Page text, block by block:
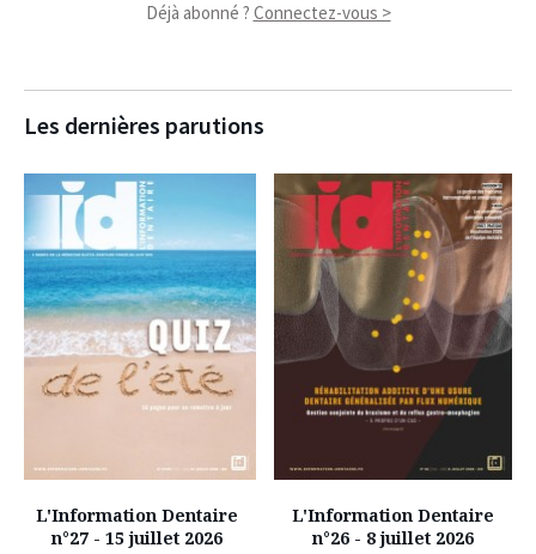
Déjà abonné ? Connectez-vous >
Les dernières parutions
L'Information Dentaire
n°27 - 15 juillet 2026
L'Information Dentaire
n°26 - 8 juillet 2026